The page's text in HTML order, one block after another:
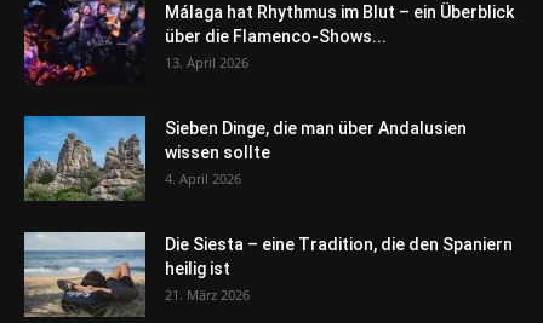
Málaga hat Rhythmus im Blut – ein Überblick
über die Flamenco-Shows...
13. April 2026
Sieben Dinge, die man über Andalusien
wissen sollte
4. April 2026
Die Siesta – eine Tradition, die den Spaniern
heilig ist
21. März 2026